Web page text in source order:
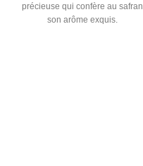
précieuse qui confère au safran
son arôme exquis.